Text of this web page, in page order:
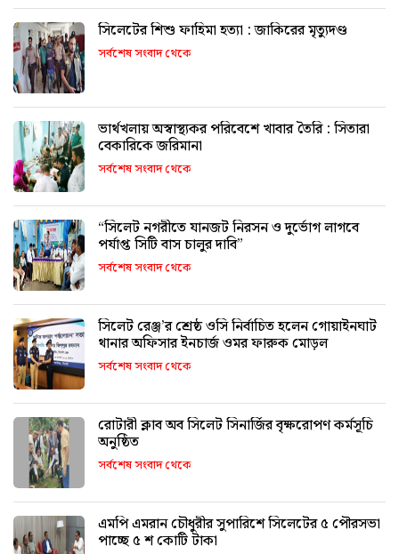
সিলেটের শিশু ফাহিমা হত্যা : জাকিরের মৃত্যুদণ্ড
সর্বশেষ সংবাদ থেকে
ভার্থখলায় অস্বাস্থ্যকর পরিবেশে খাবার তৈরি : সিতারা
বেকারিকে জরিমানা
সর্বশেষ সংবাদ থেকে
“সিলেট নগরীতে যানজট নিরসন ও দুর্ভোগ লাগবে
পর্যাপ্ত সিটি বাস চালুর দাবি”
সর্বশেষ সংবাদ থেকে
সিলেট রেঞ্জ’র শ্রেষ্ঠ ওসি নির্বাচিত হলেন গোয়াইনঘাট
থানার অফিসার ইনচার্জ ওমর ফারুক মোড়ল
সর্বশেষ সংবাদ থেকে
রোটারী ক্লাব অব সিলেট সিনার্জির বৃক্ষরোপণ কর্মসূচি
অনুষ্ঠিত
সর্বশেষ সংবাদ থেকে
এমপি এমরান চৌধুরীর সুপারিশে সিলেটের ৫ পৌরসভা
পাচ্ছে ৫ শ কোটি টাকা